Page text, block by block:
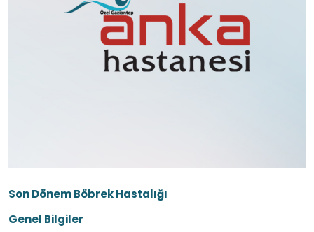
Son Dönem Böbrek Hastalığı
Genel Bilgiler